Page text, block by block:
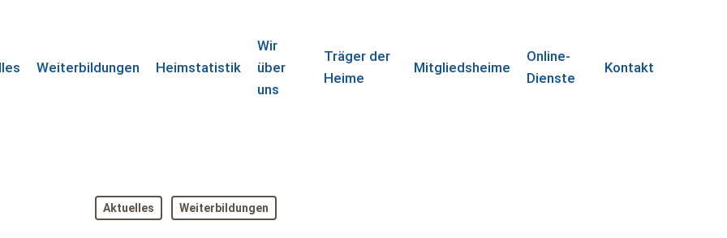
Weiterbildungen Heimstatistik
Wir
über
uns
Träger der
Heime
Mitgliedsheime
Online-
Dienste
Kontakt
Aktuelles Weiterbildungen